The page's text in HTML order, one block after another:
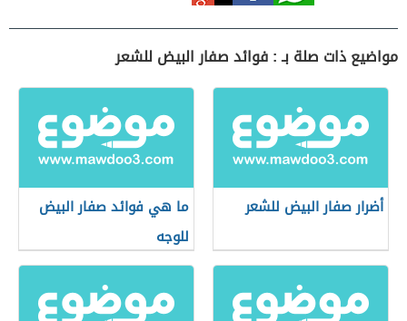
مواضيع ذات صلة بـ : فوائد صفار البيض للشعر
أضرار صفار البيض للشعر
ما هي فوائد صفار البيض
للوجه